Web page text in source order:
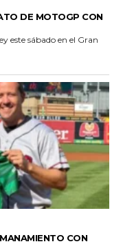
DE MOTOGP CON
este sábado en el Gran
CON